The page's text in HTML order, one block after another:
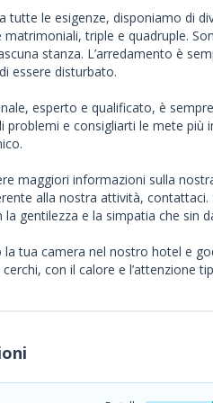
tutte le esigenze, disponiamo di
matrimoniali, triple e quadruple.
stanza. L’arredamento è
essere disturbato.
esperto e qualificato, è
problemi e consigliarti le mete
maggiori informazioni sulla
alla nostra attività,
la gentilezza e la simpatia che sin
la tua camera nel nostro hotel e
con il calore e l’attenzione